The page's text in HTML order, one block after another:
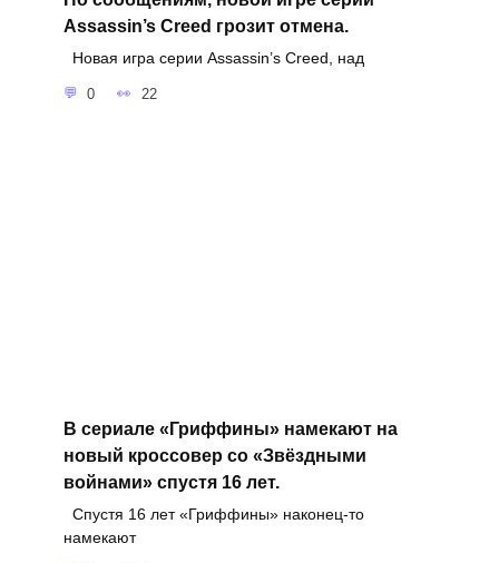
Assassin’s Creed грозит отмена.
Новая игра серии Assassin’s Creed, над
0 22
В сериале «Гриффины» намекают на
новый кроссовер со «Звёздными
войнами» спустя 16 лет.
Спустя 16 лет «Гриффины» наконец-то
намекают